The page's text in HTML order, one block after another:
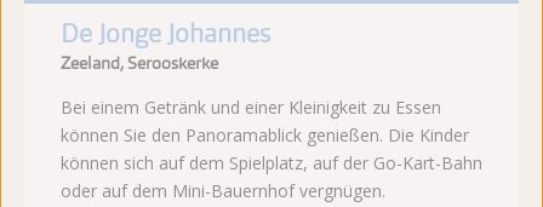
De Jonge Johannes
Zeeland, Serooskerke
Bei einem Getränk und einer Kleinigkeit zu Essen
können Sie den Panoramablick genießen. Die Kinder
können sich auf dem Spielplatz, auf der Go-Kart-Bahn
oder auf dem Mini-Bauernhof vergnügen.